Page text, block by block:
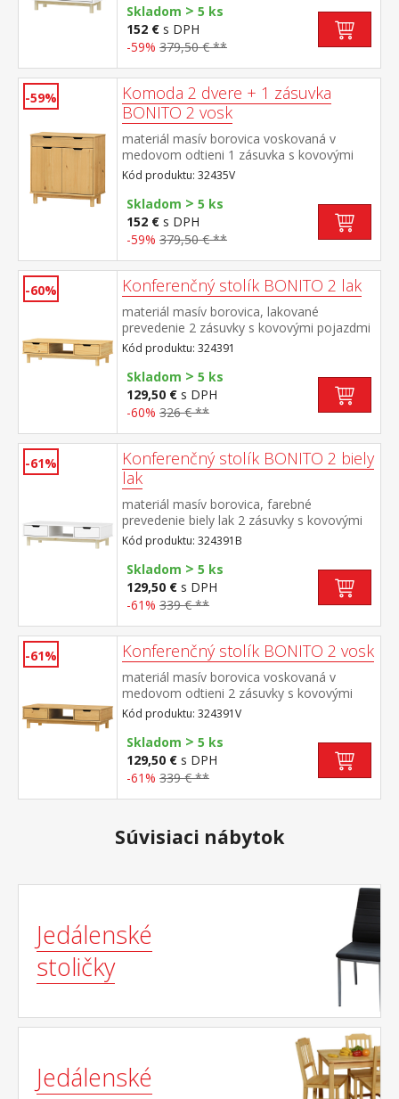
Skladom > 5 ks
152 € s DPH
-59% 379,50 € **
-59%
Komoda 2 dvere + 1 zásuvka
BONITO 2 vosk
materiál masív borovica voskovaná v
medovom odtieni 1 zásuvka s kovovými
pojazdmi, 2 dvierka, 1 polica
Kód produktu: 32435V
Skladom > 5 ks
152 € s DPH
-59% 379,50 € **
-60% Konferenčný stolík BONITO 2 lak
materiál masív borovica, lakované
prevedenie 2 zásuvky s kovovými pojazdmi
Kód produktu: 324391
Skladom > 5 ks
129,50 € s DPH
-60% 326 € **
-61%
Konferenčný stolík BONITO 2 biely
lak
materiál masív borovica, farebné
prevedenie biely lak 2 zásuvky s kovovými
pojazdmi
Kód produktu: 324391B
Skladom > 5 ks
129,50 € s DPH
-61% 339 € **
-61% Konferenčný stolík BONITO 2 vosk
materiál masív borovica voskovaná v
medovom odtieni 2 zásuvky s kovovými
pojazdmi
Kód produktu: 324391V
Skladom > 5 ks
129,50 € s DPH
-61% 339 € **
Súvisiaci nábytok
Jedálenské
stoličky
Jedálenské